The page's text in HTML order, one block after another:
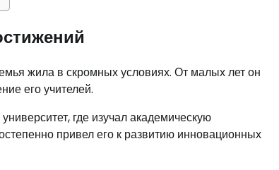
жила в скромных условиях. От малых лет он
его учителей.
где изучал академическую
привел его к развитию инновационных